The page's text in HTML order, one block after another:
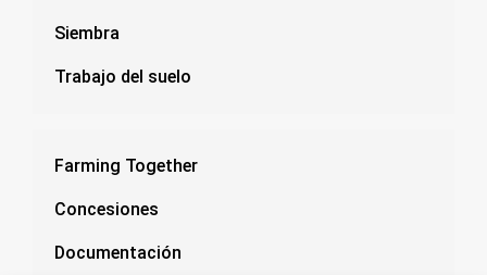
Siembra
Trabajo del suelo
Farming Together
Concesiones
Documentación